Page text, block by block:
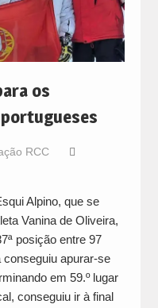
os
RCC
Alpino, que se
Vanina de Oliveira,
posição entre 97
conseguiu apurar-se
em 59.º lugar
conseguiu ir à final